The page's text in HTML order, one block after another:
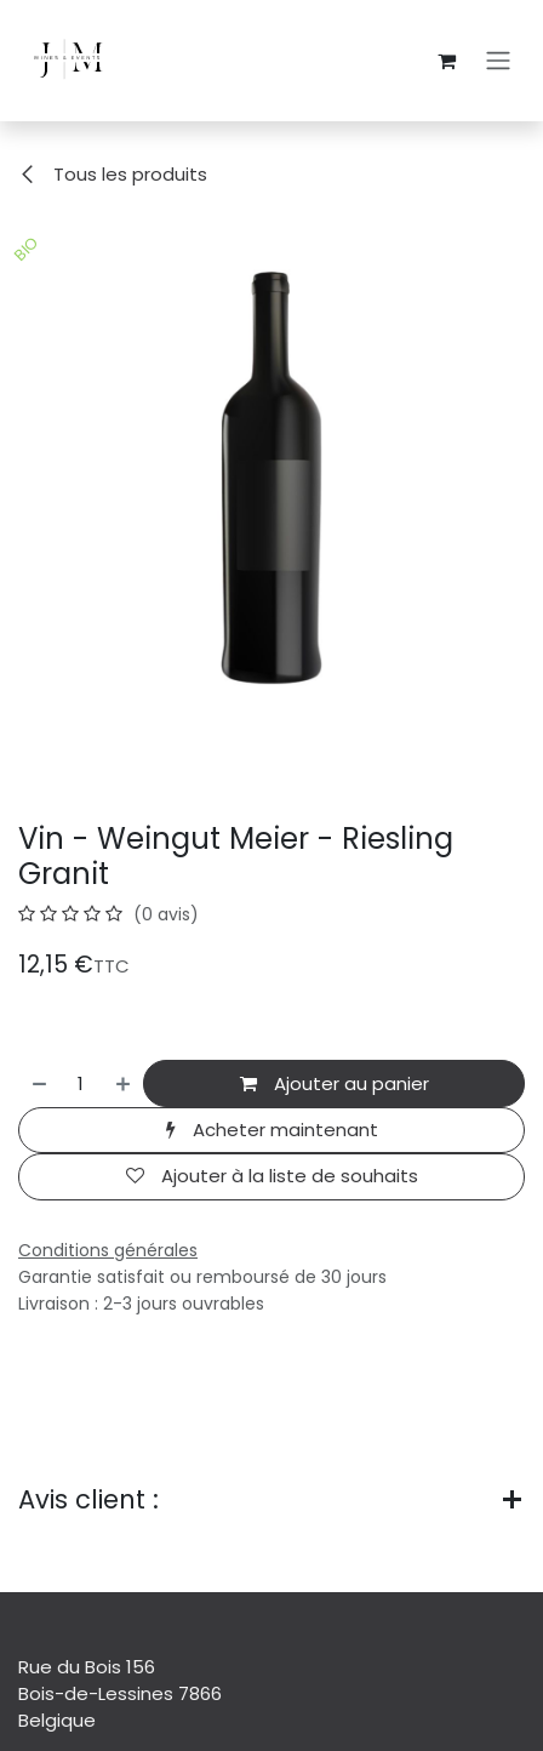
Tous les produits
BIO
Vin - Weingut Meier - Riesling
Granit
(0 avis)
12,15 €TTC
Ajouter au panier
Acheter maintenant
Ajouter à la liste de souhaits
Conditions générales
Garantie satisfait ou remboursé de 30 jours
Livraison : 2-3 jours ouvrables
Avis client :
Rue du Bois 156
Bois-de-Lessines 7866
Belgique